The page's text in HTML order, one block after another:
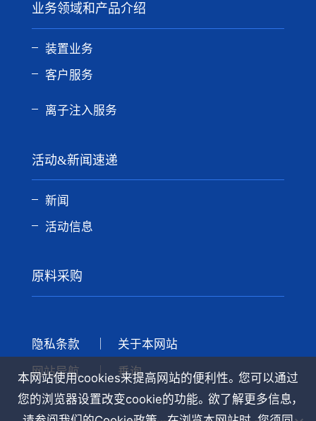
业务领域和产品介绍
装置业务
客户服务
离子注入服务
活动&新闻速递
新闻
活动信息
原料采购
隐私条款 关于本网站
网站导航 垂询
本网站使用cookies来提高网站的便利性。 您可以通过
您的浏览器设置改变cookie的功能。 欲了解更多信息，